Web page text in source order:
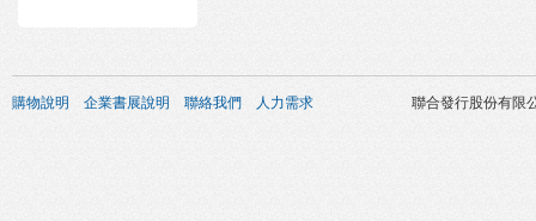
購物說明 企業書展說明 聯絡我們 人力需求 聯合發行股份有限